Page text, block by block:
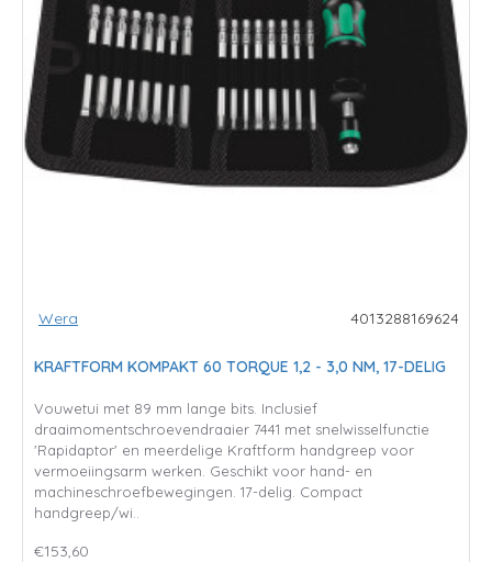
Wera 4013288169624
KRAFTFORM KOMPAKT 60 TORQUE 1,2 - 3,0 NM, 17-DELIG
Vouwetui met 89 mm lange bits. Inclusief
draaimomentschroevendraaier 7441 met snelwisselfunctie
'Rapidaptor' en meerdelige Kraftform handgreep voor
vermoeiingsarm werken. Geschikt voor hand- en
machineschroefbewegingen. 17-delig. Compact
handgreep/wi..
€153,60